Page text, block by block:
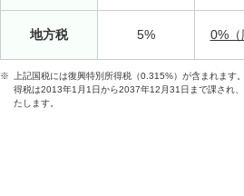
地方税 5% 0%（
※
上記国税には復興特別所得税（0.315%）が含まれます
得税は2013年1月1日から2037年12月31日まで課され
たします。